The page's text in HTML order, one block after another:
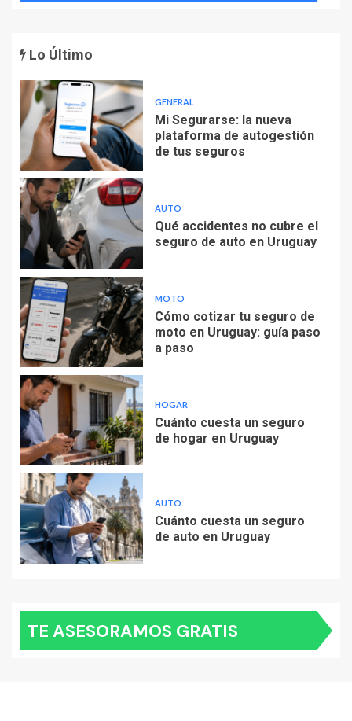
Lo Último
GENERAL
Mi Segurarse: la nueva
plataforma de autogestión
de tus seguros
AUTO
Qué accidentes no cubre el
seguro de auto en Uruguay
MOTO
Cómo cotizar tu seguro de
moto en Uruguay: guía paso
a paso
HOGAR
Cuánto cuesta un seguro
de hogar en Uruguay
AUTO
Cuánto cuesta un seguro
de auto en Uruguay
TE ASESORAMOS GRATIS